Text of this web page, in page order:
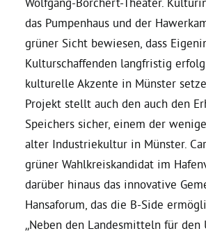
Termine
Arbeitsgruppen
Mitglied werden
Kommunalpolitik
Engagement-Sprechstunde
das Pumpenhaus und der
grüner Sicht bewiesen, dass
Kulturschaffenden langfristig
kulturelle Akzente in Münster
Projekt stellt auch den auch den
Speichers sicher, einem der
alter Industriekultur in Münster.
grüner Wahlkreiskandidat im
darüber hinaus das innovative
Hansaforum, das die B-Side
„Neben den Landesmitteln für den